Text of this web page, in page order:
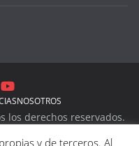
NOSOTROS
los derechos reservados.
y de terceros. Al